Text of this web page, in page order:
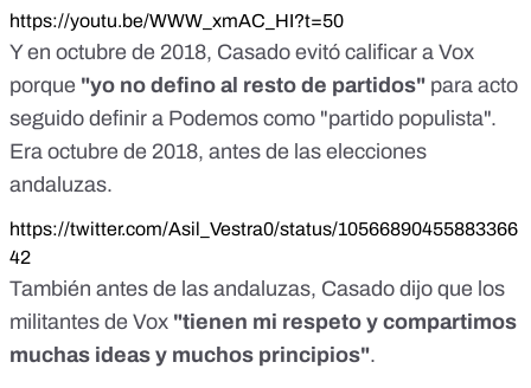
https://youtu.be/WWW_xmAC_HI?t=50
Y en octubre de 2018, Casado evitó calificar a Vox
porque "yo no defino al resto de partidos" para acto
seguido definir a Podemos como "partido populista".
Era octubre de 2018, antes de las elecciones
andaluzas.
https://twitter.com/Asil_Vestra0/status/10566890455883366
42
También antes de las andaluzas, Casado dijo que los
militantes de Vox "tienen mi respeto y compartimos
muchas ideas y muchos principios".